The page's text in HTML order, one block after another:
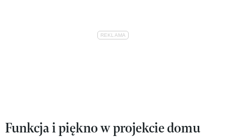
Funkcja i piękno w projekcie domu